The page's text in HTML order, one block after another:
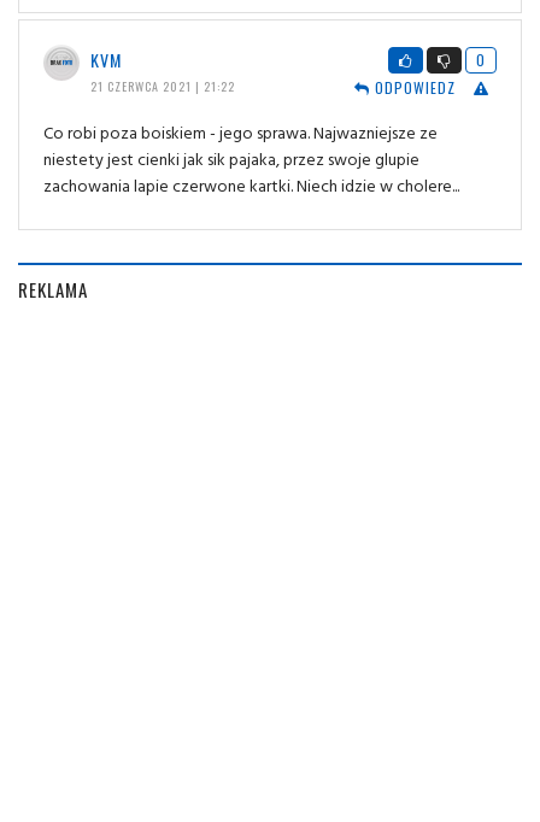
KVM
21 CZERWCA 2021 | 21:22
0
ODPOWIEDZ
Co robi poza boiskiem - jego sprawa. Najwazniejsze ze
niestety jest cienki jak sik pajaka, przez swoje glupie
zachowania lapie czerwone kartki. Niech idzie w cholere...
REKLAMA